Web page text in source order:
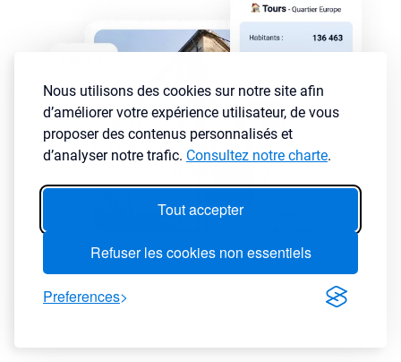
Nous utilisons des cookies sur notre site afin
d’améliorer votre expérience utilisateur, de vous
proposer des contenus personnalisés et
d’analyser notre trafic. Consultez notre charte.
Tout accepter
Refuser les cookies non essentiels
Preferences